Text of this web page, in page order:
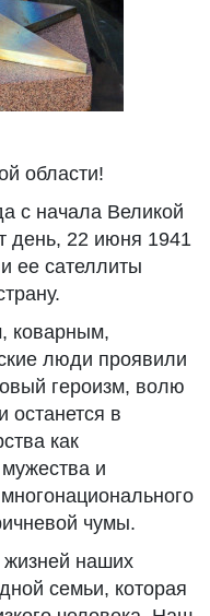
области!
с начала Великой
день, 22 июня 1941
ее сателлиты
коварным,
люди проявили
героизм, волю
останется в
как
и
чумы.
наших
семьи, которая